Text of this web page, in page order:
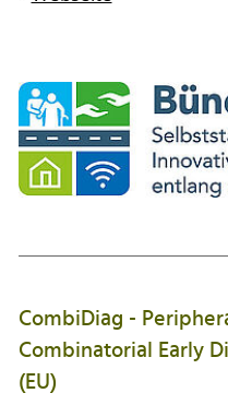
CombiDiag -
Combinatorial Early
(EU)